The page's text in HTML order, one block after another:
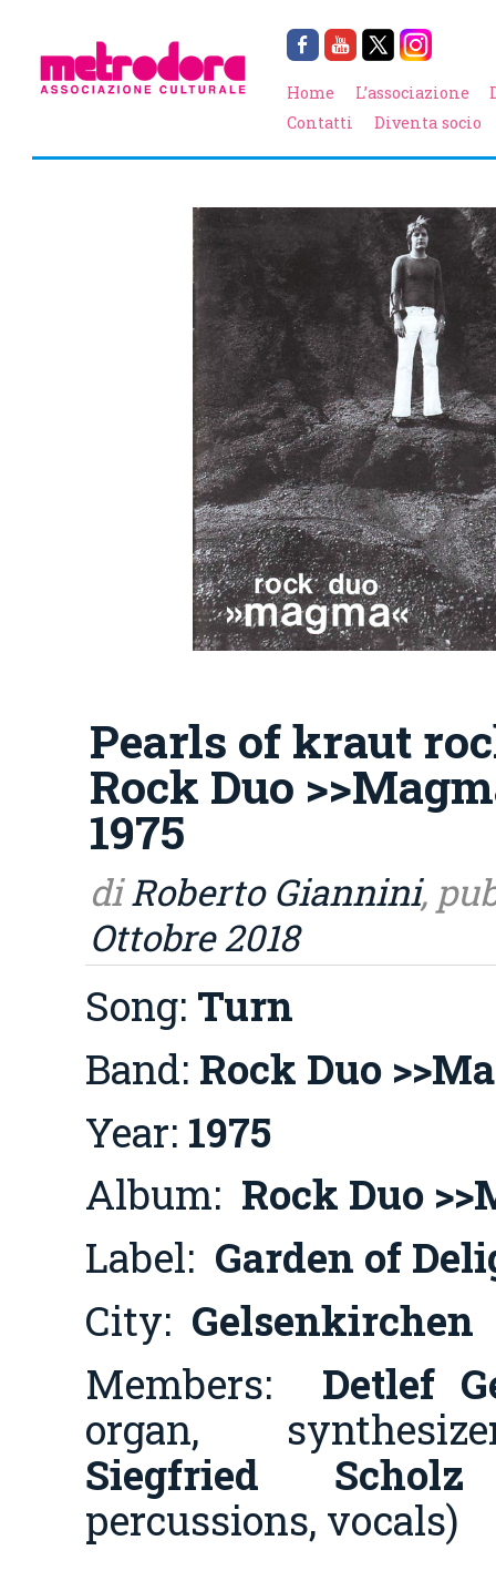
Home L’associazione
Contatti
Diventa socio
Pearls of kraut
Rock Duo
1975
diRoberto Giannini,
Ottobre 2018
Song: Turn
Band: Rock Duo
Year: 1975
Album: Rock Duo
Label: Garden of
City: Gelsenkirchen
Members: Detlef
organ,
Siegfried
percussions, vocals)